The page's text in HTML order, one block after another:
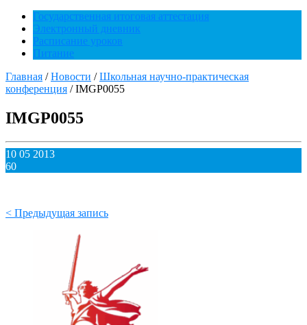
Государственная итоговая аттестация
Электронный дневник
Расписание уроков
Питание
Главная /Новости /Школьная научно-практическая
конференция /IMGP0055
IMGP0055
10 05 2013
60
< Предыдущая запись